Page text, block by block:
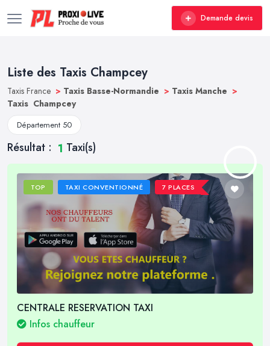
Demande devis
Liste des Taxis Champcey
Taxis France > Taxis Basse-Normandie > Taxis Manche >
Taxis Champcey
Département 50
Résultat : 1 Taxi(s)
TOP TAXI CONVENTIONNÉ 7 PLACES
CENTRALE RESERVATION TAXI
Infos chauffeur